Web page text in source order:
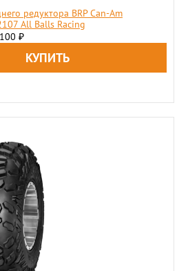
редуктора BRP Can-Am
All Balls Racing
₽